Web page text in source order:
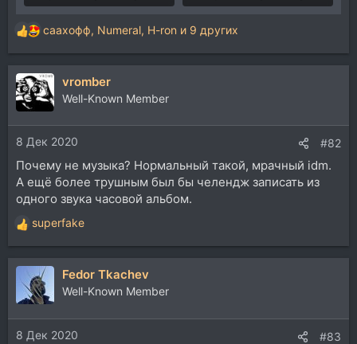
Р
е
а
к
ц
и
и
:
саахофф, Numeral, H-ron и 9 других
vromber
Well-Known Member
8 Дек 2020 #82
Почему не музыка? Нормальный такой, мрачный idm.
А ещё более трушным был бы челендж записать из
одного звука часовой альбом.
Р
е
а
и
и
:
superfake
Fedor Tkachev
Well-Known Member
8 Дек 2020 #83